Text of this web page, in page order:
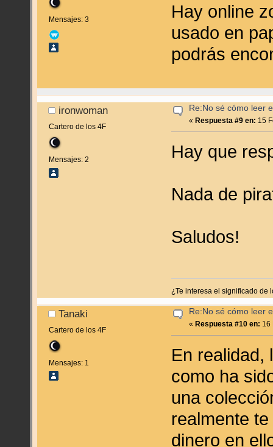
Mensajes: 3
Hay online
usado en
podrás
ironwoman
Cartero de los 4F
Mensajes: 2
Re:No sé cómo leer
« Respuesta #9 en: 15
Hay que
Nada de
Saludos!
¿Te interesa el significado de
Tanaki
Cartero de los 4F
Mensajes: 1
Re:No sé cómo leer
«Respuesta #10 en: 16
En realidad,
como ha
una
realmente
dinero en